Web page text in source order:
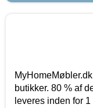
butikker. 80 % af
leveres inden for